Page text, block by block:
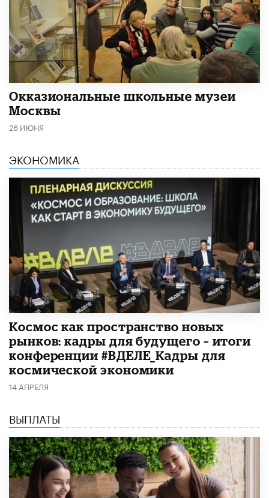
​Окказиональные школьные музеи
Москвы
26 ИЮНЯ
ЭКОНОМИКА
Космос как пространство новых
рынков: кадры для будущего – итоги
конференции #ВДЕЛЕ_Кадры для
космической экономики
14 АПРЕЛЯ
ВЫПЛАТЫ